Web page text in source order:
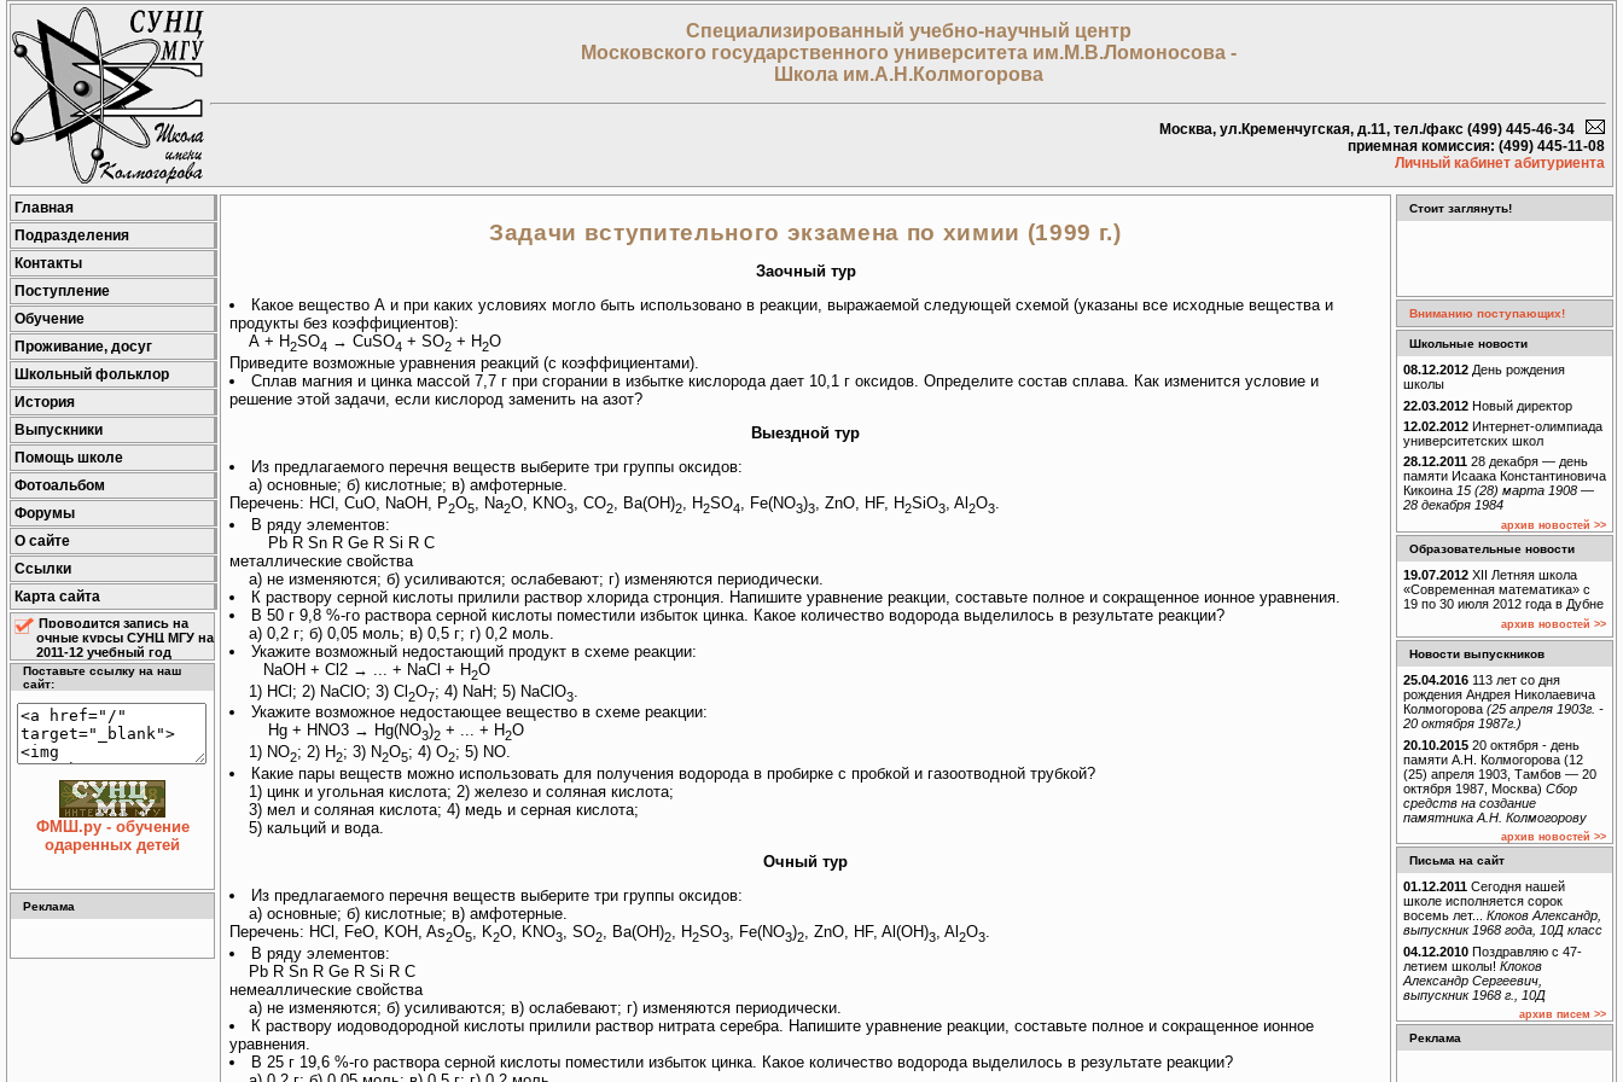
Специализированный учебно-научный центр
Московского государственного университета им.М.В.Ломоносова -
Школа им.А.Н.Колмогорова
Москва, ул.Кременчугская, д.11, тел./факс (499) 445-46-34
приемная комиссия: (499) 445-11-08
Личный кабинет абитуриента
Главная
Подразделения
Контакты
Поступление
Обучение
Проживание, досуг
Школьный фольклор
История
Выпускники
Помощь школе
Фотоальбом
Форумы
О сайте
Ссылки
Карта сайта
Проводится запись на
очные курсы СУНЦ МГУ на
2011-12 учебный год
Поставьте ссылку на наш
сайт:
ФМШ.ру - обучение
одаренных детей
Реклама
Задачи вступительного экзамена по химии (1999 г.)
Заочный тур
Какое вещество А и при каких условиях могло быть использовано в реакции, выражаемой следующей схемой (указаны все исходные вещества и
продукты без коэффициентов):
А + H2SO4 → CuSO4 + SO2 + H2O
Приведите возможные уравнения реакций (с коэффициентами).
Сплав магния и цинка массой 7,7 г при сгорании в избытке кислорода дает 10,1 г оксидов. Определите состав сплава. Как изменится условие и
решение этой задачи, если кислород заменить на азот?
Выездной тур
Из предлагаемого перечня веществ выберите три группы оксидов:
а) основные; б) кислотные; в) амфотерные.
Перечень: HCl, CuO, NaOH, P2O5, Na2O, KNO3, CO2, Ba(OH)2, H2SO4, Fe(NO3)3, ZnO, HF, H2SiO3, Al 2O3.
В ряду элементов:
Pb R Sn R Ge R Si R C
металлические свойства
а) не изменяются; б) усиливаются; ослабевают; г) изменяются периодически.
К раствору серной кислоты прилили раствор хлорида стронция. Напишите уравнение реакции, составьте полное и сокращенное ионное уравнения.
В 50 г 9,8 %-го раствора серной кислоты поместили избыток цинка. Какое количество водорода выделилось в результате реакции?
а) 0,2 г; б) 0,05 моль; в) 0,5 г; г) 0,2 моль.
Укажите возможный недостающий продукт в схеме реакции:
NaOH + Cl2 → ... + NaCl + H2O
1) HCl; 2) NaClO; 3) Cl 2O7; 4) NaH; 5) NaClO3
Укажите возможное недостающее вещество в схеме реакции:
Hg + HNO3 → Hg(NO3)2 + ... + H2O
1) NO2; 2) H2; 3) N2O5; 4) O2; 5) NO.
Какие пары веществ можно использовать для получения водорода в пробирке с пробкой и газоотводной трубкой?
1) цинк и угольная кислота; 2) железо и соляная кислота;
3) мел и соляная кислота; 4) медь и серная кислота;
5) кальций и вода.
Очный тур
Из предлагаемого перечня веществ выберите три группы оксидов:
а) основные; б) кислотные; в) амфотерные.
Перечень: HCl, FeO, KOH, As2O5, K2O, KNO3, SO2, Ba(OH)2, H2SO3, Fe(NO3)2, ZnO, HF, Al(OH)3, Al 2O3.
В ряду элементов:
Pb R Sn R Ge R Si R C
немеаллические свойства
а) не изменяются; б) усиливаются; в) ослабевают; г) изменяются периодически.
К раствору иодоводородной кислоты прилили раствор нитрата серебра. Напишите уравнение реакции, составьте полное и сокращенное ионное
уравнения.
В 25 г 19,6 %-го раствора серной кислоты поместили избыток цинка. Какое количество водорода выделилось в результате реакции?
Стоит заглянуть!
Вниманию поступающих!
Школьные новости
08.12.2012 День рождения
школы
22.03.2012 Новый директор
12.02.2012 Интернет-олимпиада
университетских школ
28.12.2011 28 декабря — день
памяти Исаака Константиновича
Кикоина 15 (28) марта 1908 —
28 декабря 1984
архив новостей >>
Образовательные новости
19.07.2012 XII Летняя школа
«Современная математика» с
19 по 30 июля 2012 года в Дубне
архив новостей >>
Новости выпускников
25.04.2016 113 лет со дня
рождения Андрея Николаевича
Колмогорова (25 апреля 1903г. -
20 октября 1987г.)
20.10.2015 20 октября - день
памяти А.Н. Колмогорова (12
(25) апреля 1903, Тамбов — 20
октября 1987, Москва) Сбор
средств на создание
памятника А.Н. Колмогорову
архив новостей >>
Письма на сайт
01.12.2011 Сегодня нашей
школе исполняется сорок
восемь лет... Клоков Александр,
выпускник 1968 года, 10Д класс
04.12.2010 Поздравляю с 47-
летием школы! Клоков
Александр Сергеевич,
выпускник 1968 г., 10Д
архив писем >>
Реклама